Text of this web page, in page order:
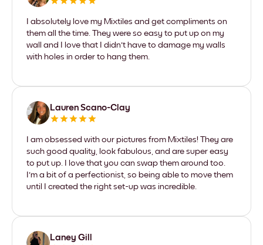
I absolutely love my Mixtiles and get compliments on
them all the time. They were so easy to put up on my
wall and I love that I didn't have to damage my walls
with holes in order to hang them.
Lauren Scano-Clay
I am obsessed with our pictures from Mixtiles! They are
such good quality, look fabulous, and are super easy
to put up. I love that you can swap them around too.
I'm a bit of a perfectionist, so being able to move them
until I created the right set-up was incredible.
Laney Gill